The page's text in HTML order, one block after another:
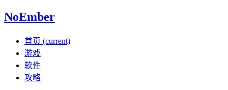
NoEmber
首页 (current)
游戏
软件
攻略